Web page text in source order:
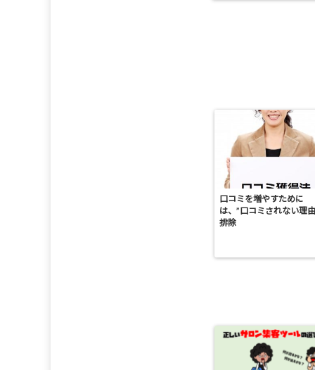
口コミを増やすために
は、”口コミされない理
排除